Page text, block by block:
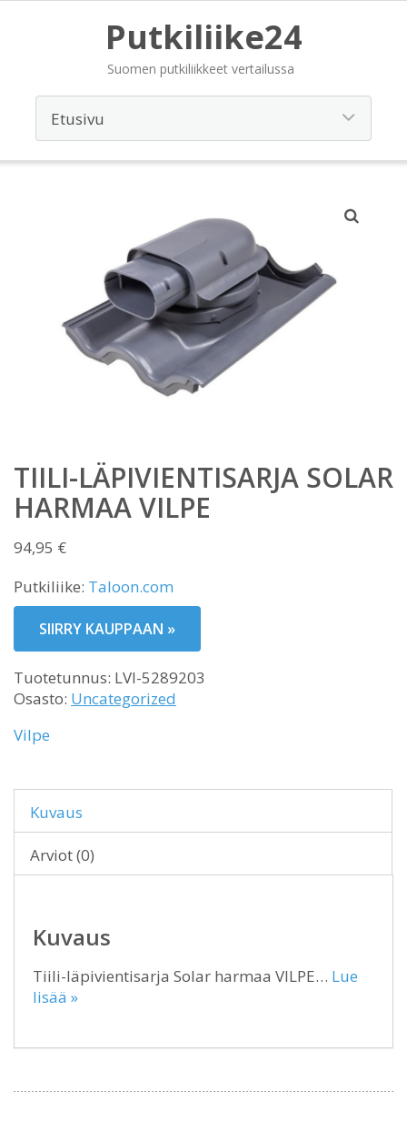
Putkiliike24
Suomen putkiliikkeet vertailussa
TIILI-LÄPIVIENTISARJA SOLAR
HARMAA VILPE
94,95 €
Putkiliike: Taloon.com
SIIRRY KAUPPAAN »
Tuotetunnus: LVI-5289203
Osasto: Uncategorized
Vilpe
Kuvaus
Arviot (0)
Kuvaus
Tiili-läpivientisarja Solar harmaa VILPE… Lue
lisää »